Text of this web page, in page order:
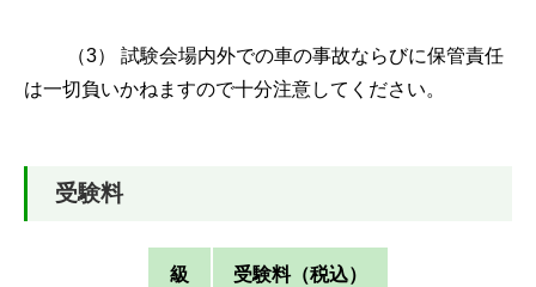
（3） 試験会場内外での車の事故ならびに保管責任
は一切負いかねますので十分注意してください。
受験料
級 受験料（税込）